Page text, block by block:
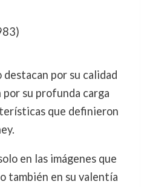
destacan por su calidad
su profunda carga
que definieron
en las imágenes que
también en su valentía